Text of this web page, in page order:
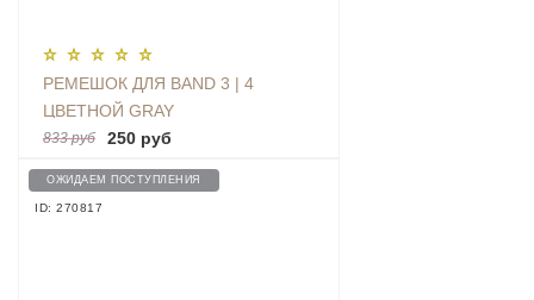
РЕМЕШОК ДЛЯ BAND 3 | 4
ЦВЕТНОЙ GRAY
833 руб 250 руб
ОЖИДАЕМ ПОСТУПЛЕНИЯ
ID: 270817